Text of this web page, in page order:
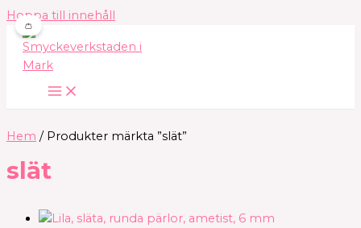
Hoppa till innehåll
Hem / Produkter märkta ”slät”
slät
👛